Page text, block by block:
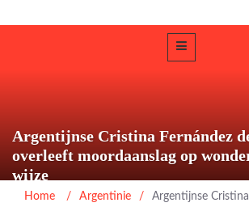
Argentijnse Cristina Fernández
overleeft moordaanslag op
wijze
Home / Argentinie /
Argentijnse